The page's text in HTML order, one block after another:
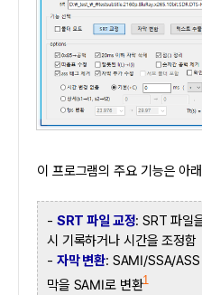
이 프로그램의 주요 기능은 아
- SRT 파일 교정: SRT 파일
시 기록하거나 시간을 조정함
- 자막 변환: SAMI/SSA/
막을 SAMI로 변환1